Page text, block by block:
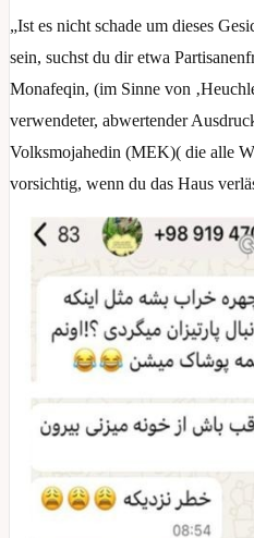
„Ist es nicht schade um dieses
sein, suchst du dir etwa
Monafeqin, (im Sinne von
verwendeter, abwertender
Volksmojahedin (MEK)( die alle
vorsichtig, wenn du das Haus